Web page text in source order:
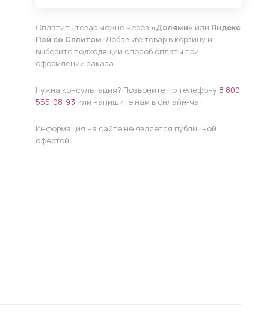
Оплатить товар можно через «Долями» или Яндекс
Пэй со Сплитом. Добавьте товар в корзину и
выберите подходящий способ оплаты при
оформлении заказа.
Нужна консультация? Позвоните по телефону 8 800
555-08-93 или напишите нам в онлайн-чат.
Информация на сайте не является публичной
офертой.